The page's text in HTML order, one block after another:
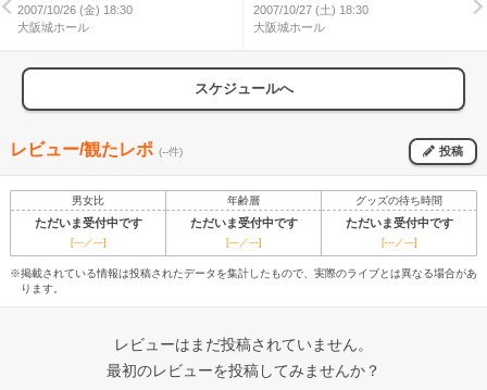
2007/10/26 (金) 18:30
大阪城ホール
2007/10/27 (土) 18:30
大阪城ホール
スケジュールへ
レビュー/観たレポ (--件) 投稿
男女比 年齢層 グッズの待ち時間
ただいま受付中です ただいま受付中です ただいま受付中です
[---／---] [---／---] [---／---]
※掲載されている情報は投稿されたデータを集計したもので、実際のライブとは異なる場合があ
ります。
レビューはまだ投稿されていません。
最初のレビューを投稿してみませんか？